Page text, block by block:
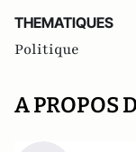
THEMATIQUES
Politique
A PROPOS